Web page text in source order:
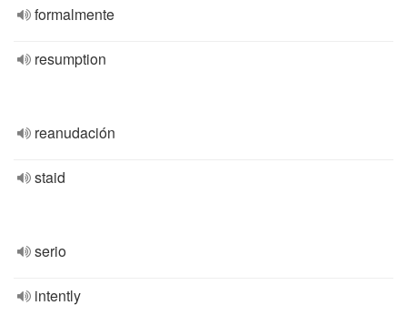
formalmente
resumption
reanudación
staid
serio
intently